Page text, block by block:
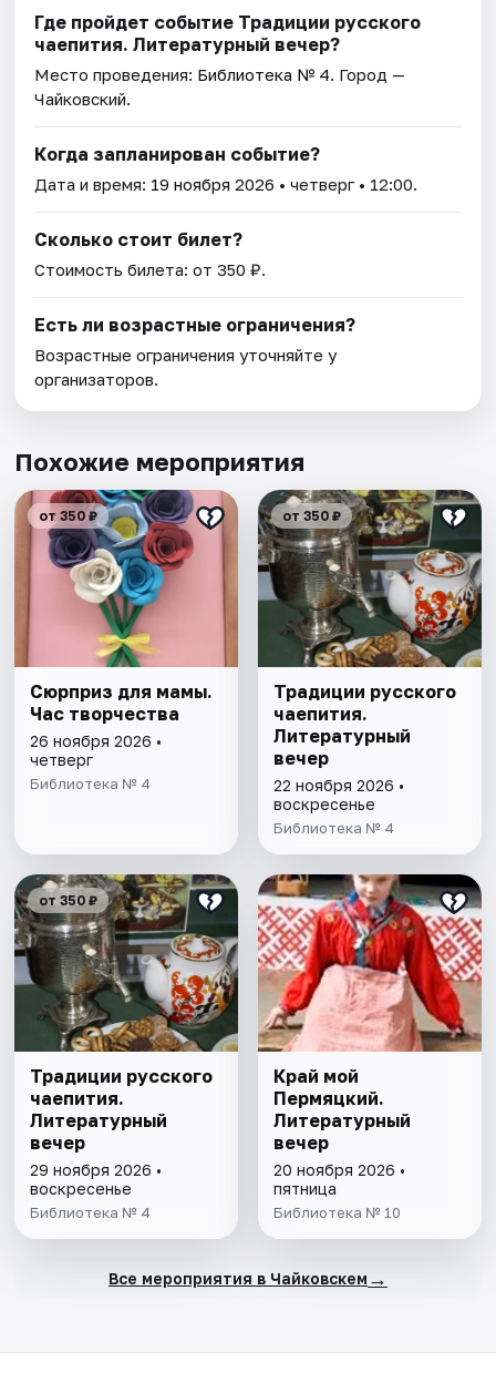
Где пройдет событие Традиции русского
чаепития. Литературный вечер?
Место проведения: Библиотека № 4. Город —
Чайковский.
Когда запланирован событие?
Дата и время: 19 ноября 2026 • четверг • 12:00.
Сколько стоит билет?
Стоимость билета: от 350 ₽.
Есть ли возрастные ограничения?
Возрастные ограничения уточняйте у
организаторов.
Похожие мероприятия
от 350 ₽
Сюрприз для мамы.
Час творчества
26 ноября 2026 •
четверг
Библиотека № 4
от 350 ₽
Традиции русского
чаепития.
Литературный
вечер
22 ноября 2026 •
воскресенье
Библиотека № 4
от 350 ₽
Традиции русского
чаепития.
Литературный
вечер
29 ноября 2026 •
воскресенье
Библиотека № 4
Край мой
Пермяцкий.
Литературный
вечер
20 ноября 2026 •
пятница
Библиотека № 10
Все мероприятия в Чайковскем →